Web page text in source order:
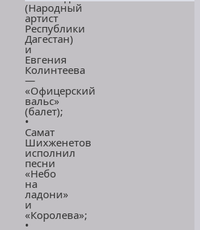
(Народный
артист
Республики
Дагестан)
и
Евгения
Колинтеева
—
«Офицерский
вальс»
(балет);
•
Самат
Шихженетов
исполнил
песни
«Небо
на
ладони»
и
«Королева»;
•